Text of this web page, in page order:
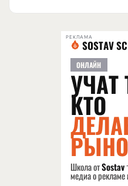
РЕКЛАМА